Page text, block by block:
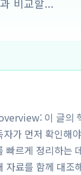
이 글의
가 먼저 확인해
빠르게 정리하는
자료를 함께 대조